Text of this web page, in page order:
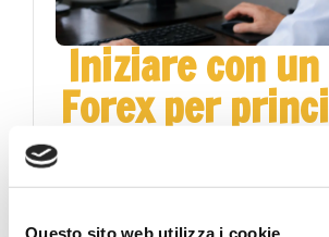
Questo sito web utilizza i cookie
Iniziare con
Forex per
rischio per leggere i grafici con